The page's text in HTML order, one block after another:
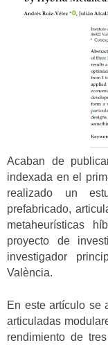
Acaban de
indexada en el
realizado un
prefabricado,
metaheurísticas
proyecto de
investigador
València.
En este artículo se
articuladas
rendimiento de